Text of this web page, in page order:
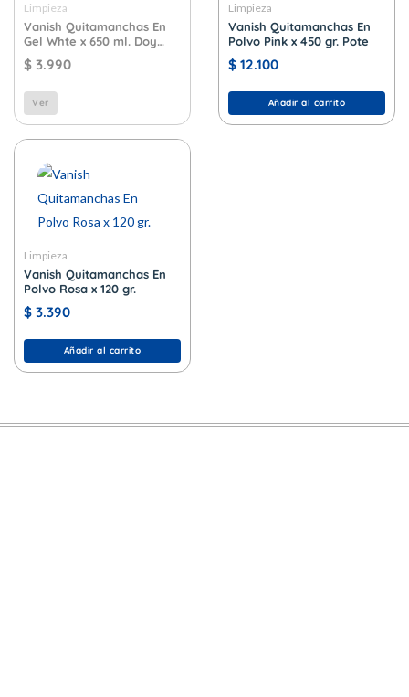
Limpieza
Vanish Quitamanchas En
Gel Whte x 650 ml. Doy
Pack
$ 3.990
Ver
Limpieza
Vanish Quitamanchas En
Polvo Pink x 450 gr. Pote
$ 12.100
Añadir al carrito
Limpieza
Vanish Quitamanchas En
Polvo Rosa x 120 gr.
$ 3.390
Añadir al carrito